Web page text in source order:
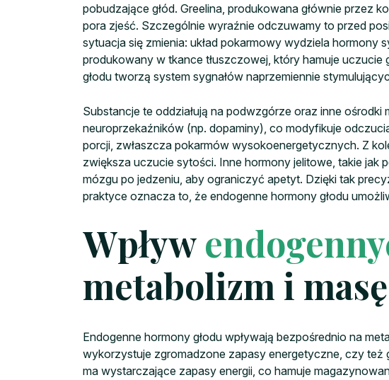
pobudzające głód. Greelina, produkowana głównie przez
pora zjeść. Szczególnie wyraźnie odczuwamy to przed
sytuacja się zmienia: układ pokarmowy wydziela hormony
produkowany w tkance tłuszczowej, który hamuje
głodu tworzą system sygnałów naprzemiennie
Substancje te oddziałują na podwzgórze oraz inne
neuroprzekaźników (np. dopaminy), co modyfikuje
porcji, zwłaszcza pokarmów wysokoenergetycznych. Z
zwiększa uczucie sytości. Inne hormony jelitowe, takie jak
mózgu po jedzeniu, aby ograniczyć apetyt. Dzięki tak
praktyce oznacza to, że endogenne hormony głodu
Wpływ
metabolizm i
Endogenne hormony głodu wpływają bezpośrednio na
wykorzystuje zgromadzone zapasy energetyczne, czy też
ma wystarczające zapasy energii, co hamuje